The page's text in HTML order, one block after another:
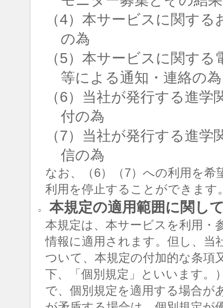
（4）本サービスに関す
の為
（5）本サービスに関す
等による通知・連絡の為
（6）当社が発行する進
付の為
（7）当社が発行する進
信の為
なお、（6）（7）への利用を
利用を停止することができます
○ 本規定の適用範囲に関し
本規定は、本サービスを利用・
情報に適用されます。但し、当
ついて、本規定の付加的な条項
下、「個別規定」といいます。
で、個別規定を適用する場合が